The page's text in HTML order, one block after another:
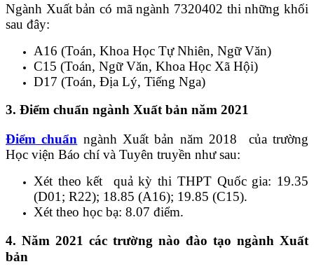
Ngành Xuất bản có mã ngành 7320402 thi những khối
sau đây:
A16 (Toán, Khoa Học Tự Nhiên, Ngữ Văn)
C15 (Toán, Ngữ Văn, Khoa Học Xã Hội)
D17 (Toán, Địa Lý, Tiếng Nga)
3. Điểm chuẩn ngành Xuất bản năm 2021
Điểm chuẩn ngành Xuất bản năm 2018 của trường
Học viện Báo chí và Tuyên truyền như sau:
Xét theo kết quả kỳ thi THPT Quốc gia: 19.35
(D01; R22); 18.85 (A16); 19.85 (C15).
Xét theo học bạ: 8.07 điểm.
4. Năm 2021 các trường nào đào tạo ngành Xuất
bản